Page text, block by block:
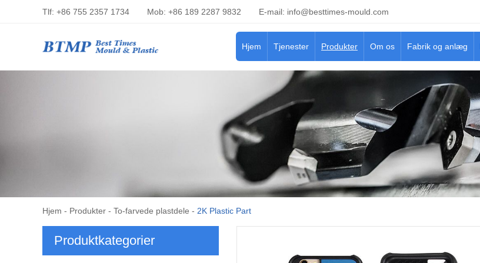
Tlf: +86 755 2357 1734 Mob: +86 189 2287 9832 E-mail: info@besttimes-mould.com
Hjem Tjenester Produkter Om os Fabrik og anlæg
Hjem - Produkter - To-farvede plastdele - 2K Plastic Part
Produktkategorier